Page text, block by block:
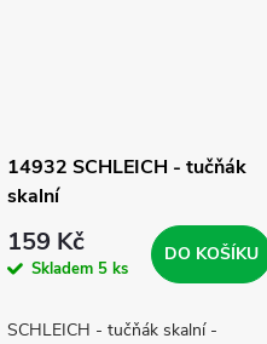
14932 SCHLEICH - tučňák
skalní
159 Kč
Skladem 5 ks
DO KOŠÍKU
SCHLEICH - tučňák skalní -